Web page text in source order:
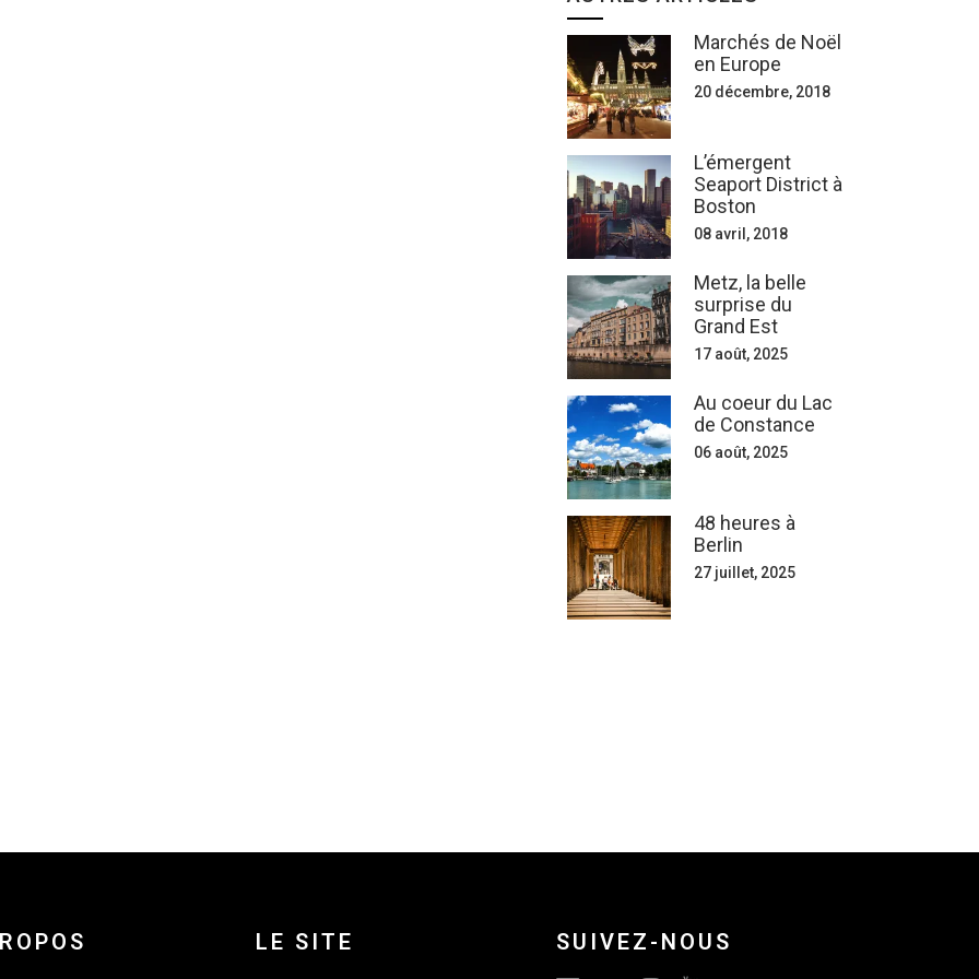
Marchés de Noël
en Europe
20 décembre, 2018
L’émergent
Seaport District à
Boston
08 avril, 2018
Metz, la belle
surprise du
Grand Est
17 août, 2025
Au coeur du Lac
de Constance
06 août, 2025
48 heures à
Berlin
27 juillet, 2025
LE SITE SUIVEZ-NOUS